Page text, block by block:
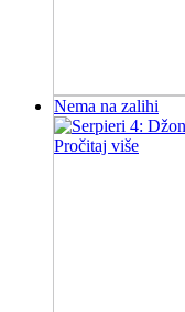
Nema na zalihi
Pročitaj više